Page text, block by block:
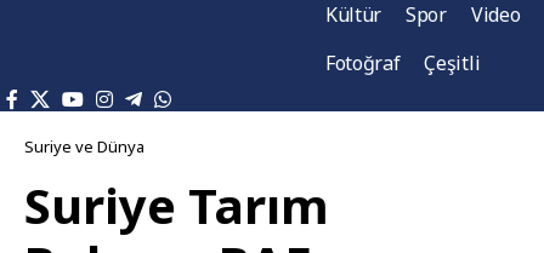
Kültür
Spor
Video
Fotoğraf
Çeşitli
Suriye ve Dünya
Suriye Tarım